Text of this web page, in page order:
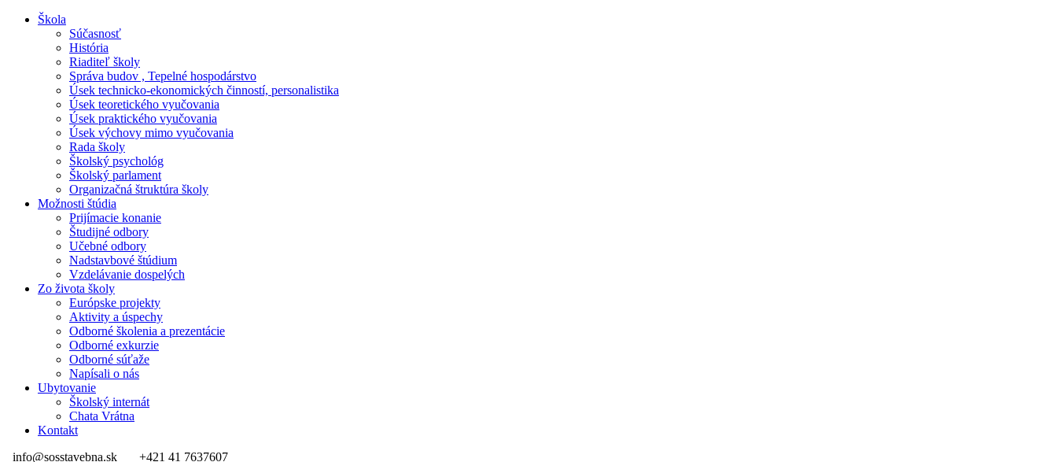
Škola
Súčasnosť
História
Riaditeľ školy
Správa budov , Tepelné hospodárstvo
Úsek technicko-ekonomických činností, personalistika
Úsek teoretického vyučovania
Úsek praktického vyučovania
Úsek výchovy mimo vyučovania
Rada školy
Školský psychológ
Školský parlament
Organizačná štruktúra školy
Možnosti štúdia
Prijímacie konanie
Študijné odbory
Učebné odbory
Nadstavbové štúdium
Vzdelávanie dospelých
Zo života školy
Európske projekty
Aktivity a úspechy
Odborné školenia a prezentácie
Odborné exkurzie
Odborné súťaže
Napísali o nás
Ubytovanie
Školský internát
Chata Vrátna
Kontakt
info@sosstavebna.sk
+421 41 7637607